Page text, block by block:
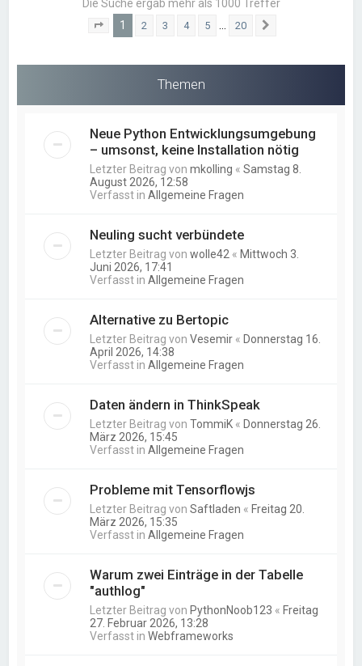
Die Suche ergab mehr als 1000 Treffer
Seite von 20
1 2 3 4 5 … 20
Themen
Neue Python Entwicklungsumgebung
– umsonst, keine Installation nötig
Letzter Beitrag vonmkolling «Samstag 8.
August 2026, 12:58
Verfasst inAllgemeine Fragen
Neuling sucht verbündete
Letzter Beitrag vonwolle42 « Mittwoch 3.
Juni 2026, 17:41
Verfasst inAllgemeine Fragen
Alternative zu Bertopic
Letzter Beitrag vonVesemir « Donnerstag 16.
April 2026, 14:38
Verfasst inAllgemeine Fragen
Daten ändern in ThinkSpeak
Letzter Beitrag vonTommiK « Donnerstag 26.
März 2026, 15:45
Verfasst inAllgemeine Fragen
Probleme mit Tensorflowjs
Letzter Beitrag vonSaftladen « Freitag 20.
März 2026, 15:35
Verfasst inAllgemeine Fragen
Warum zwei Einträge in der Tabelle
"authlog"
Letzter Beitrag von PythonNoob123 « Freitag
27. Februar 2026, 13:28
Verfasst inWebframeworks